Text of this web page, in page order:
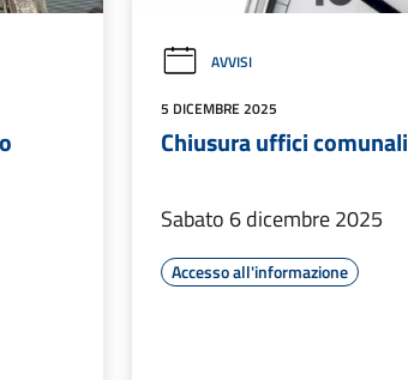
AVVISI
5 DICEMBRE 2025
Chiusura uffici comunali
Sabato 6 dicembre 2025
Accesso all'informazione